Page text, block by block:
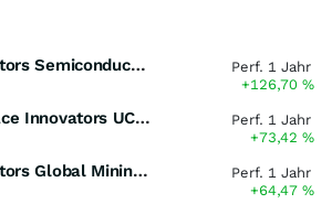
VanEck Vectors Semiconductor UCITS ETF
Perf. 1 Jahr
+126,70%
VanEck Space Innovators UCITS ETF
Perf. 1 Jahr
+73,42%
VanEck Vectors Global Mining UCITS ETF
Perf. 1 Jahr
+64,47%